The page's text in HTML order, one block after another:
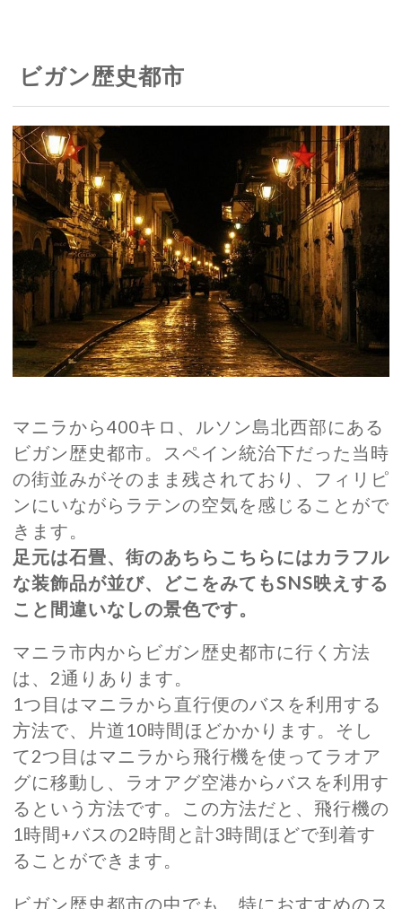
ビガン歴史都市
マニラから400キロ、ルソン島北西部にある
ビガン歴史都市。スペイン統治下だった当時
の街並みがそのまま残されており、フィリピ
ンにいながらラテンの空気を感じることがで
きます。
足元は石畳、街のあちらこちらにはカラフル
な装飾品が並び、どこをみてもSNS映えする
こと間違いなしの景色です。
マニラ市内からビガン歴史都市に行く方法
は、2通りあります。
1つ目はマニラから直行便のバスを利用する
方法で、片道10時間ほどかかります。そし
て2つ目はマニラから飛行機を使ってラオア
グに移動し、ラオアグ空港からバスを利用す
るという方法です。この方法だと、飛行機の
1時間+バスの2時間と計3時間ほどで到着す
ることができます。
ビガン歴史都市の中でも、特におすすめのス